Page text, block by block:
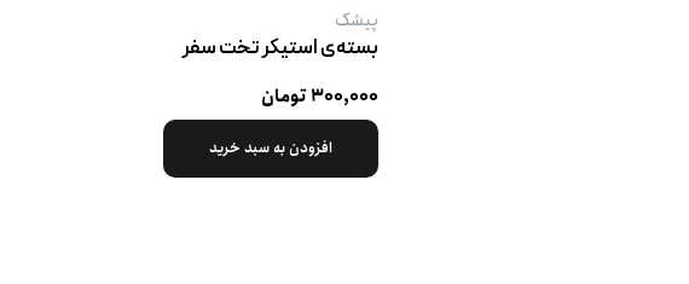
پیشک
بسته‌ی استیکر تخت سفر
۳۰۰,۰۰۰ تومان
افزودن به سبد خرید